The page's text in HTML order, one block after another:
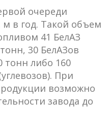
очереди
м в год. Такой объем
41 БелАЗ
30 БелАЗов
тонн либо 160
При
возможно
завода до